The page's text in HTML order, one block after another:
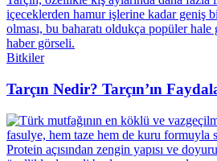
Bitkiler
Tarçın Nedir? Tarçın’ın